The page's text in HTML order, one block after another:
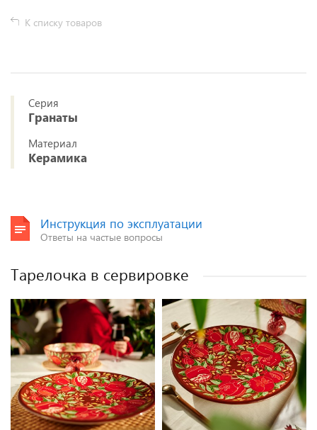
К списку товаров
Серия
Гранаты
Материал
Керамика
Инструкция по эксплуатации
Ответы на частые вопросы
Тарелочка в сервировке